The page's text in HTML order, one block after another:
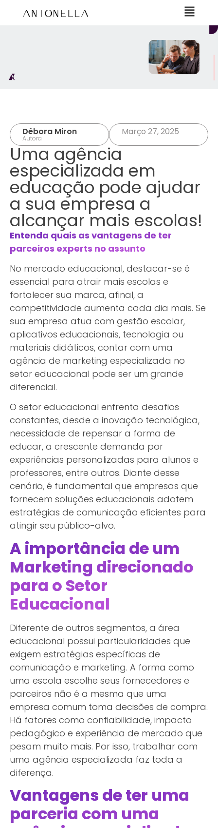
Débora Miron
Autora
Março 27, 2025
Uma agência
especializada em
educação pode ajudar
a sua empresa a
alcançar mais escolas!
Entenda quais as vantagens de ter
parceiros experts no assunto
No mercado educacional, destacar-se é
essencial para atrair mais escolas e
fortalecer sua marca, afinal, a
competitividade aumenta cada dia mais. Se
sua empresa atua com gestão escolar,
aplicativos educacionais, tecnologia ou
materiais didáticos, contar com uma
agência de marketing especializada no
setor educacional pode ser um grande
diferencial.
O setor educacional enfrenta desafios
constantes, desde a inovação tecnológica,
necessidade de repensar a forma de
educar, a crescente demanda por
experiências personalizadas para alunos e
professores, entre outros. Diante desse
cenário, é fundamental que empresas que
fornecem soluções educacionais adotem
estratégias de comunicação eficientes para
atingir seu público-alvo.
A importância de um
Marketing direcionado
para o Setor
Educacional
Diferente de outros segmentos, a área
educacional possui particularidades que
exigem estratégias específicas de
comunicação e marketing. A forma como
uma escola escolhe seus fornecedores e
parceiros não é a mesma que uma
empresa comum toma decisões de compra.
Há fatores como confiabilidade, impacto
pedagógico e experiência de mercado que
pesam muito mais. Por isso, trabalhar com
uma agência especializada faz toda a
diferença.
Vantagens de ter uma
parceria com uma